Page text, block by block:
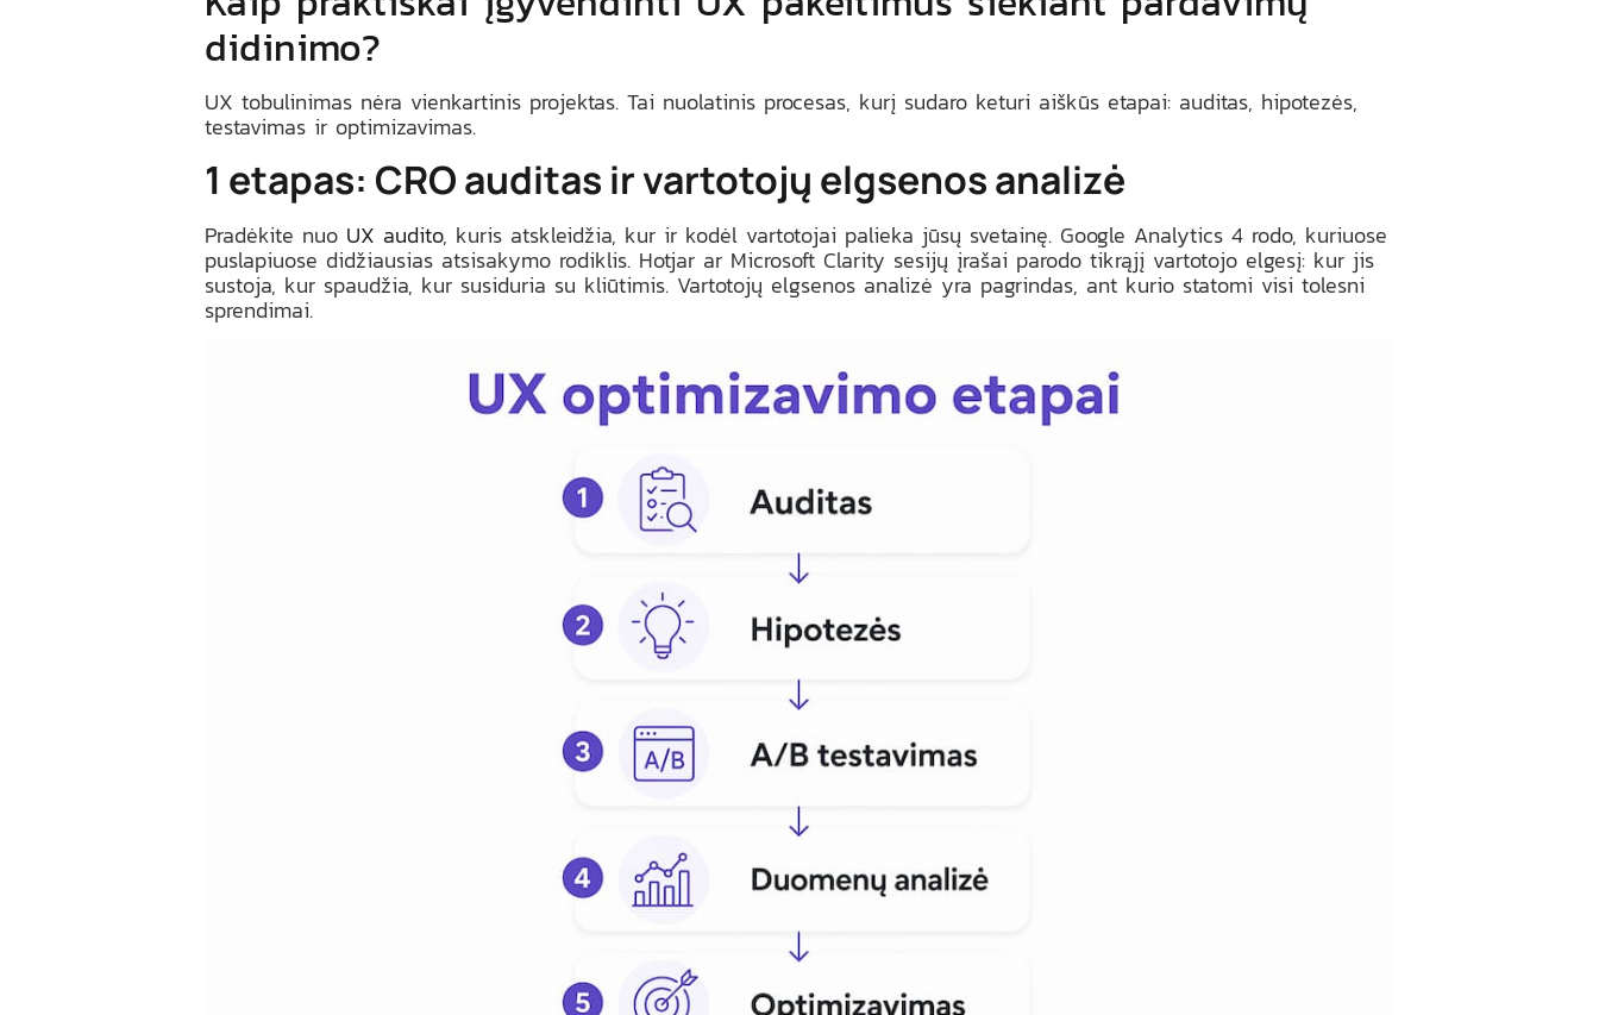
didinimo?
UX tobulinimas nėra vienkartinis projektas. Tai nuolatinis procesas, kurį sudaro keturi aiškūs etapai: auditas, hipotezės,
testavimas ir optimizavimas.
1 etapas: CRO auditas ir vartotojų elgsenos analizė
Pradėkite nuo UX audito, kuris atskleidžia, kur ir kodėl vartotojai palieka jūsų svetainę. Google Analytics 4 rodo, kuriuose
puslapiuose didžiausias atsisakymo rodiklis. Hotjar ar Microsoft Clarity sesijų įrašai parodo tikrąjį vartotojo elgesį: kur jis
sustoja, kur spaudžia, kur susiduria su kliūtimis. Vartotojų elgsenos analizė yra pagrindas, ant kurio statomi visi tolesni
sprendimai.